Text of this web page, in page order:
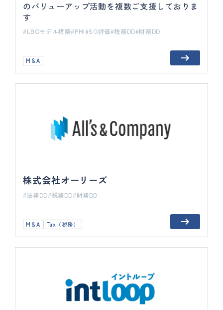
のバリューアップ活動を複数ご支援しておりま
す
LBOモデル構築 PMI SO評価 税務DD 財務DD
M＆A
株式会社オーリーズ
法務DD 税務DD 財務DD
M＆A Tax（税務）